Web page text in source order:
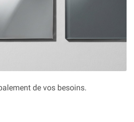
de vos besoins.